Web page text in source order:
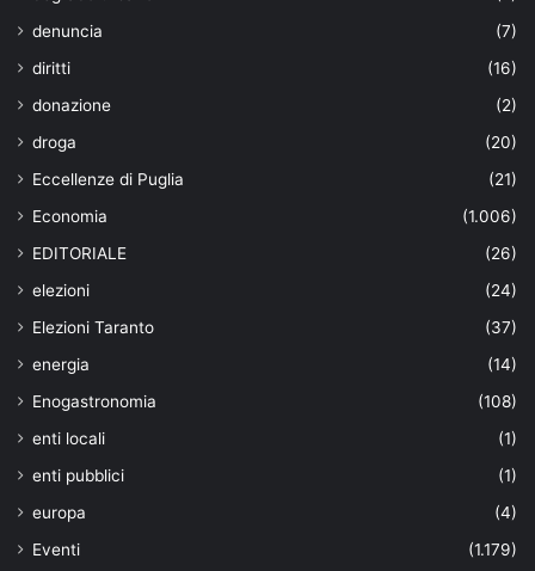
denuncia
(7)
diritti
(16)
donazione
(2)
droga
(20)
Eccellenze di Puglia
(21)
Economia
(1.006)
EDITORIALE
(26)
elezioni
(24)
Elezioni Taranto
(37)
energia
(14)
Enogastronomia
(108)
enti locali
(1)
enti pubblici
(1)
europa
(4)
Eventi
(1.179)